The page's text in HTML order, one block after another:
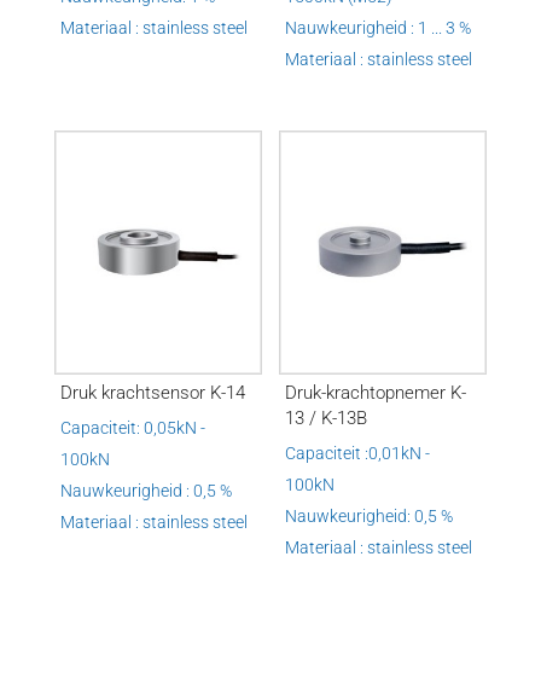
Materiaal : stainless steel
Nauwkeurigheid : 1 ... 3 %
Materiaal : stainless steel
Druk krachtsensor K-14
Capaciteit: 0,05kN -
100kN
Nauwkeurigheid : 0,5 %
Materiaal : stainless steel
Druk-krachtopnemer K-
13 / K-13B
Capaciteit :0,01kN -
100kN
Nauwkeurigheid: 0,5 %
Materiaal : stainless steel